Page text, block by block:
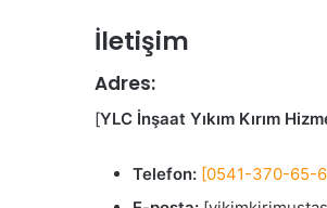
İletişim
Adres:
[YLC İnşaat Yıkım Kırım
Telefon: [0541-370-65-